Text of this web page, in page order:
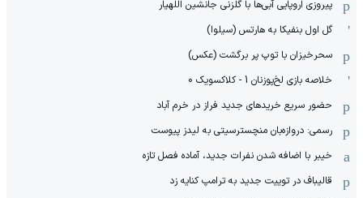
پیروزی اروپایی آبی‌ها با گلزنی جانشین اللهیار
گل اول بنفیکا به هارتس (سیلوا)
سحرخیزان با توپ پر برگشت (عکس)
خلاصه بازی لخ‌پوزنان 1 - کلاکسویک 0
حضور سریع خریدهای جدید فراز در خرم آباد
رسمی: دروازه‌بان منچسترسیتی به لیدز پیوست
خیبر با اضافه شدن نفرات جدید، آماده فصل تازه
قالیباف در توییت جدید به ترامپ کنایه زد